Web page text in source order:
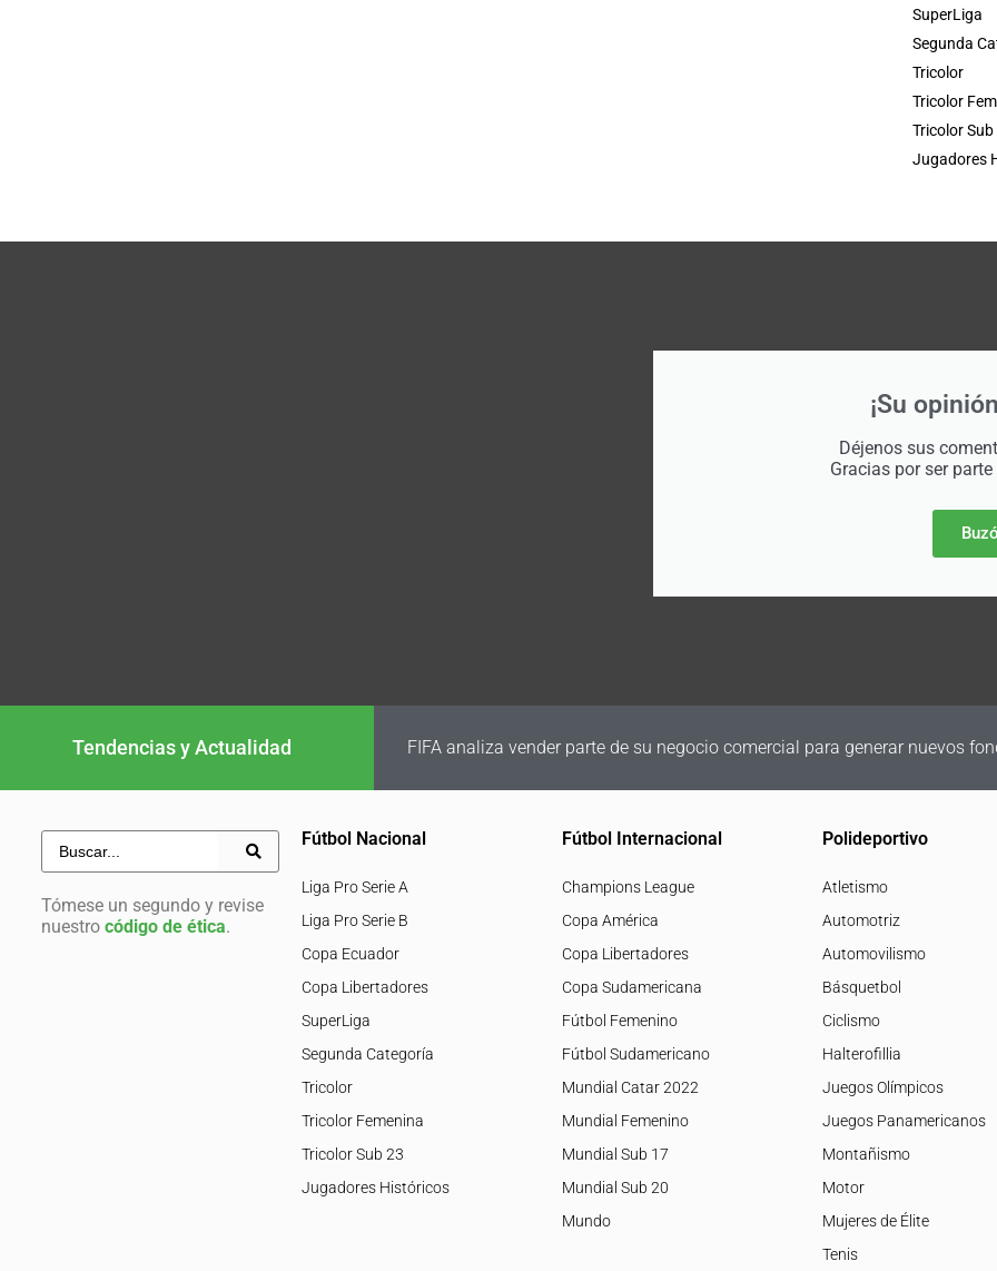
SuperLiga
Segunda
Tricolor
Tricolor
Tricolor Sub
Jugadores
¡Su
Déjenos sus
Gracias por ser
Tendencias y Actualidad FIFA analiza vender parte de su negocio comercial para generar nuevos
Tómese un segundo y revise
nuestro código de ética.
Fútbol Nacional
Liga Pro Serie A
Liga Pro Serie B
Copa Ecuador
Copa Libertadores
SuperLiga
Segunda Categoría
Tricolor
Tricolor Femenina
Tricolor Sub 23
Jugadores Históricos
Fútbol Internacional
Champions League
Copa América
Copa Libertadores
Copa Sudamericana
Fútbol Femenino
Fútbol Sudamericano
Mundial Catar 2022
Mundial Femenino
Mundial Sub 17
Mundial Sub 20
Mundo
Polideportivo
Atletismo
Automotriz
Automovilismo
Básquetbol
Ciclismo
Halterofillia
Juegos Olímpicos
Juegos Panamericanos
Montañismo
Motor
Mujeres de Élite
Tenis